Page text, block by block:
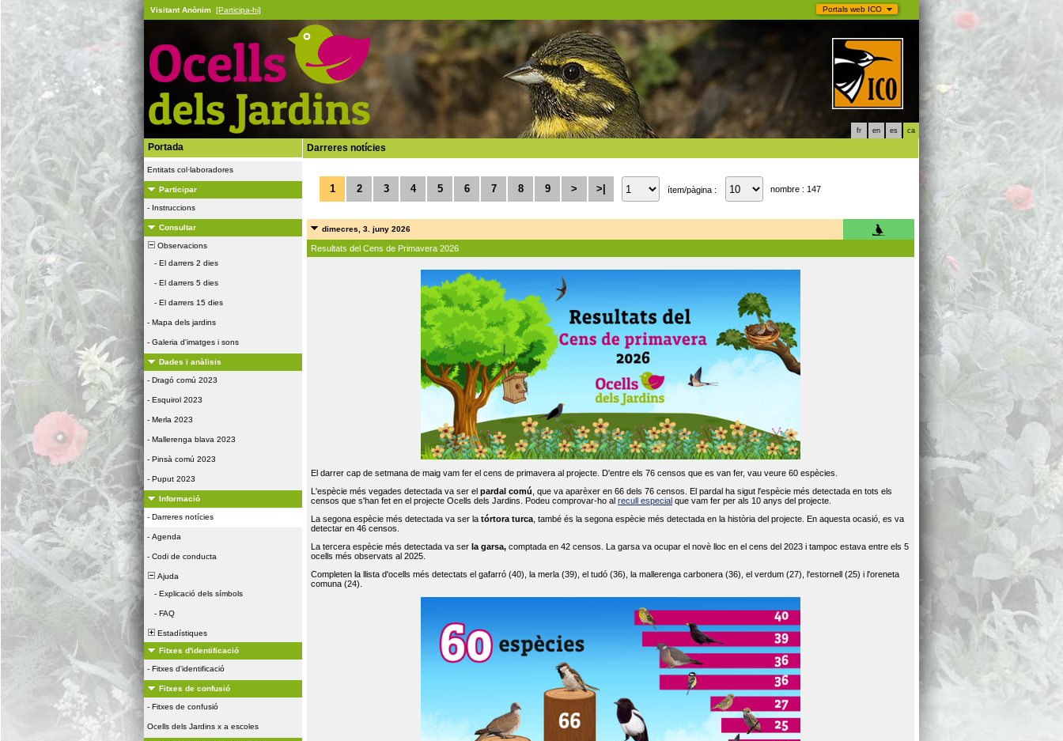
Portals web ICO
Visitant Anònim [Participa-hi]
fr en es ca
Portada
Entitats col·laboradores
Participar
- Instruccions
Consultar
Observacions
- El darrers 2 dies
- El darrers 5 dies
- El darrers 15 dies
- Mapa dels jardins
- Galeria d'imatges i sons
Dades i anàlisis
- Dragó comú 2023
- Esquirol 2023
- Merla 2023
- Mallerenga blava 2023
- Pinsà comú 2023
- Puput 2023
Informació
- Darreres notícies
- Agenda
- Codi de conducta
Ajuda
- Explicació dels símbols
- FAQ
Estadístiques
Fitxes d'identificació
- Fitxes d'identificació
Fitxes de confusió
- Fitxes de confusió
Ocells dels Jardins x a escoles
Darreres notícies
1 2 3 4 5 6 7 8 9 > >| ítem/pàgina : nombre : 147
dimecres, 3. juny 2026
Resultats del Cens de Primavera 2026
El darrer cap de setmana de maig vam fer el cens de primavera al projecte. D'entre els 76 censos que es van fer, vau veure 60 espècies.
L'espècie més vegades detectada va ser el pardal comú , que va aparèxer en 66 dels 76 censos. El pardal ha sigut l'espècie més detectada en tots els
censos que s'han fet en el projecte Ocells dels Jardins. Podeu comprovar-ho al recull especial que vam fer per als 10 anys del projecte.
La segona espècie més detectada va ser la tórtora turca , també és la segona espècie més detectada en la història del projecte. En aquesta ocasió, es va
detectar en 46 censos.
La tercera espècie més detectada va ser la garsa, comptada en 42 censos. La garsa va ocupar el novè lloc en el cens del 2023 i tampoc estava entre els 5
ocells més observats al 2025.
Completen la llista d'ocells més detectats el gafarró (40), la merla (39), el tudó (36), la mallerenga carbonera (36), el verdum (27), l'estornell (25) i l'oreneta
comuna (24).